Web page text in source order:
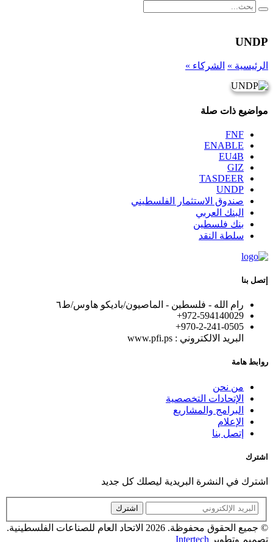
UNDP
الرئيسية » الشركاء »
مواضيع ذات صلة
FNF
ENABLE
EU4B
GIZ
TASDEER
UNDP
صندوق الاستثمار الفلسطيني
البنك العربي
بنك فلسطين
سلطة النقد
إتصل بنا
رام الله - فلسطين - الماصيون/باديكو هاوس/ط٦
972-594140029+
+970-2-241-0505
البريد الالكتروني : www.pfi.ps
روابط هامة
من نحن
الإتحادات التخصصية
البرامج والمشاريع
الإعلام
إتصل بنا
اشترك
اشترك في النشرة البريدية ليصلك كل جديد
اشترك
© جميع الحقوق محفوظة. 2026 الاتحاد العام للصناعات الفلسطينية.
تصميم وتطوير Intertech